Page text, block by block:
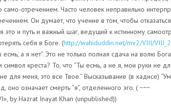
отречением. Часто человек неправильно
Он думает, что учение в том, чтобы
это и путь и важный шаг, ведущий к истинному
себя в Боге. (http://wahiduddin.net/mv2/VIII/
а я нет”. Это не только полная сдача на волю
символ креста? То, что “Ты есмь, а не я, мои руки не
для меня, это все Твое.” Высказывание (в хадисе)
оно означает смерть “я”, отделенного эго. ( ~~~
by Hazrat Inayat Khan (unpublished))